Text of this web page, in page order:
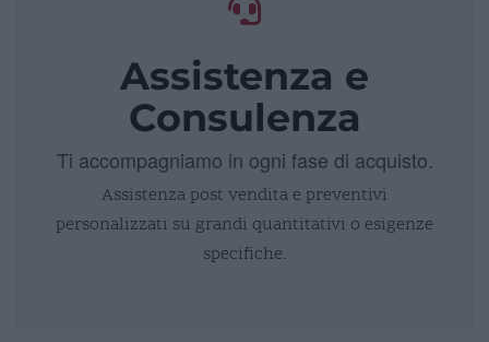
Assistenza e
Consulenza
Ti accompagniamo in ogni fase di acquisto.
Assistenza post vendita e preventivi
personalizzati su grandi quantitativi o esigenze
specifiche.